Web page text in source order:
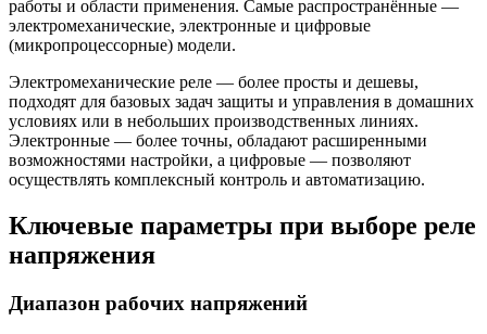
работы и области применения. Самые распространённые —
электромеханические, электронные и цифровые
(микропроцессорные) модели.
Электромеханические реле — более просты и дешевы,
подходят для базовых задач защиты и управления в домашних
условиях или в небольших производственных линиях.
Электронные — более точны, обладают расширенными
возможностями настройки, а цифровые — позволяют
осуществлять комплексный контроль и автоматизацию.
Ключевые параметры при выборе реле
напряжения
Диапазон рабочих напряжений